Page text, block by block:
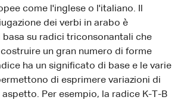
come l'inglese o l'italiano. Il
dei verbi in arabo è
basa su radici triconsonantali che
un gran numero di forme
ha un significato di base e le varie
di esprimere variazioni di
Per esempio, la radice K-T-B